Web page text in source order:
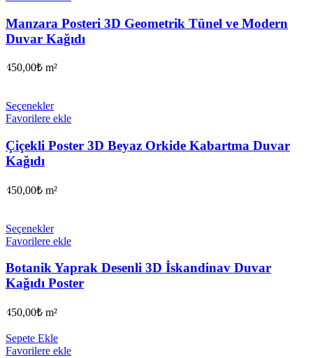
Manzara Posteri 3D Geometrik Tünel ve Modern
Duvar Kağıdı
450,00₺ m²
Seçenekler
Favorilere ekle
Çiçekli Poster 3D Beyaz Orkide Kabartma Duvar
Kağıdı
450,00₺ m²
Seçenekler
Favorilere ekle
Botanik Yaprak Desenli 3D İskandinav Duvar
Kağıdı Poster
450,00₺ m²
Sepete Ekle
Favorilere ekle